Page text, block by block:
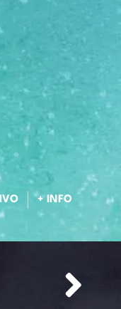
+ INFO